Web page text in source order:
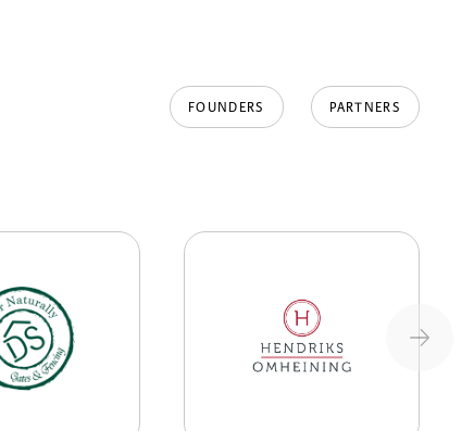
FOUNDERS PARTNERS